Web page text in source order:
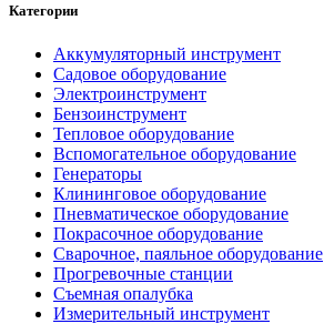
Категории
Аккумуляторный инструмент
Садовое оборудование
Электроинструмент
Бензоинструмент
Тепловое оборудование
Вспомогательное оборудование
Генераторы
Клининговое оборудование
Пневматическое оборудование
Покрасочное оборудование
Сварочное, паяльное оборудование
Прогревочные станции
Съемная опалубка
Измерительный инструмент